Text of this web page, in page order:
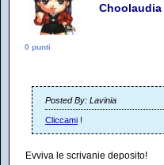
Choolaudia
0 punti
Posted By: Lavinia
Cliccami !
Evviva le scrivanie deposito!